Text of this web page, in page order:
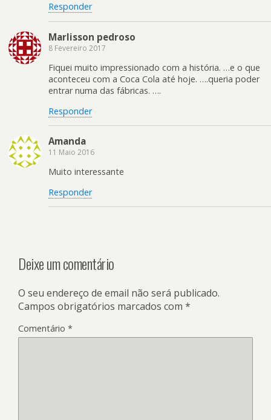
Responder
Marlisson pedroso
8 Fevereiro 2017
Fiquei muito impressionado com a história. …e o que
aconteceu com a Coca Cola até hoje. ….queria poder
entrar numa das fábricas. ….
Responder
Amanda
11 Maio 2016
Muito interessante
Responder
Deixe um comentário
O seu endereço de email não será publicado.
Campos obrigatórios marcados com *
Comentário *